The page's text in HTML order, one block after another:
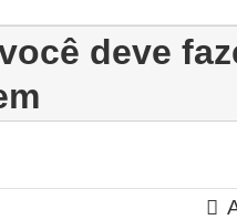
deve